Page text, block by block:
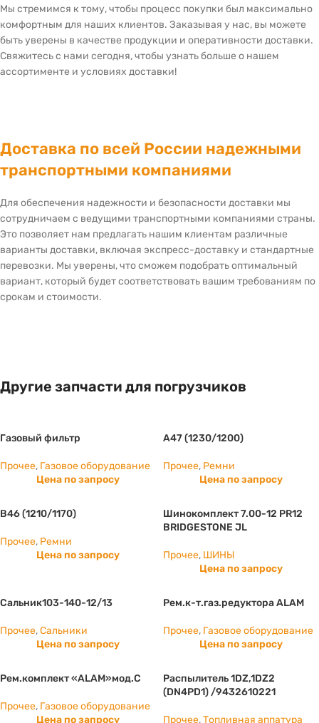
Мы стремимся к тому, чтобы процесс покупки был максимально
комфортным для наших клиентов. Заказывая у нас, вы можете
быть уверены в качестве продукции и оперативности доставки.
Свяжитесь с нами сегодня, чтобы узнать больше о нашем
ассортименте и условиях доставки!
Доставка по всей России надежными
транспортными компаниями
Для обеспечения надежности и безопасности доставки мы
сотрудничаем с ведущими транспортными компаниями страны.
Это позволяет нам предлагать нашим клиентам различные
варианты доставки, включая экспресс-доставку и стандартные
перевозки. Мы уверены, что сможем подобрать оптимальный
вариант, который будет соответствовать вашим требованиям по
срокам и стоимости.
Другие запчасти для погрузчиков
Газовый фильтр
Прочее, Газовое оборудование
Цена по запросу
А47 (1230/1200)
Прочее, Ремни
Цена по запросу
B46 (1210/1170)
Прочее, Ремни
Цена по запросу
Шинокомплект 7.00-12 PR12
BRIDGESTONE JL
Прочее, ШИНЫ
Цена по запросу
Сальник103-140-12/13
Прочее,Сальники
Цена по запросу
Рем.к-т.газ.редуктора ALAM
Прочее, Газовое оборудование
Цена по запросу
Рем.комплект «ALAM»мод.С
Прочее, Газовое оборудование
Цена по запросу
Распылитель 1DZ,1DZ2
(DN4PD1) /9432610221
Прочее,Топливная аппатура